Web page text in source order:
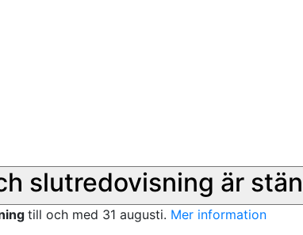
slutredovisning är
till och med 31 augusti. Mer information